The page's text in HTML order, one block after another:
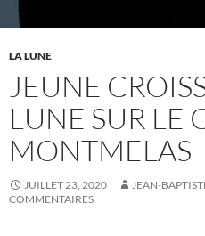
LA LUNE
JEUNE
LUNE SUR LE
MONTMELAS
JUILLET 23, 2020 JEAN-
COMMENTAIRES